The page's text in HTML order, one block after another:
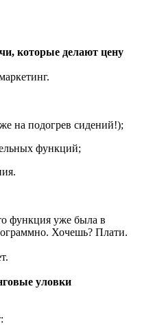
которые делают цену
на подогрев сидений!);
функций;
функция уже была в
Хочешь? Плати.
уловки